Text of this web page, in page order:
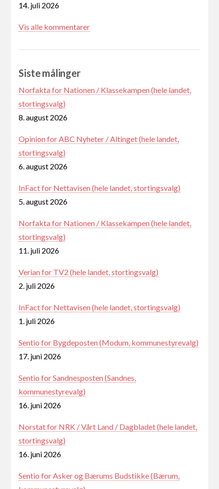
14. juli 2026
Vis alle kommentarer
Siste målinger
Norfakta for Nationen / Klassekampen (hele landet,
stortingsvalg)
8. august 2026
Opinion for ABC Nyheter / Altinget (hele landet,
stortingsvalg)
6. august 2026
InFact for Nettavisen (hele landet, stortingsvalg)
5. august 2026
Norfakta for Nationen / Klassekampen (hele landet,
stortingsvalg)
11. juli 2026
Verian for TV2 (hele landet, stortingsvalg)
2. juli 2026
InFact for Nettavisen (hele landet, stortingsvalg)
1. juli 2026
Sentio for Bygdeposten (Modum, kommunestyrevalg)
17. juni 2026
Sentio for Sandnesposten (Sandnes,
kommunestyrevalg)
16. juni 2026
Norstat for NRK / Vårt Land / Dagbladet (hele landet,
stortingsvalg)
16. juni 2026
Sentio for Asker og Bærums Budstikke (Bærum,